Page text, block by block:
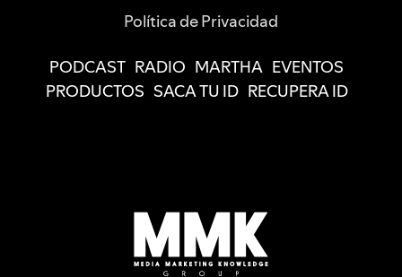
Política de Privacidad
PODCAST RADIO MARTHA EVENTOS
PRODUCTOS SACA TU ID RECUPERA ID